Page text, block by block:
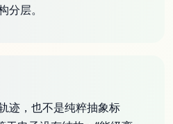
分层。
迹，也不是纯粹抽象标